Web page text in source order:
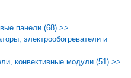
панели (68) >>
электрообогреватели и
конвективные модули (51) >>